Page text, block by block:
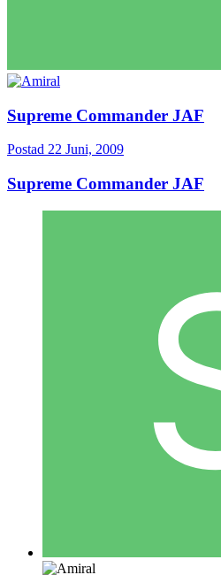
Supreme Commander JAF
Postad 22 Juni, 2009
Supreme Commander JAF